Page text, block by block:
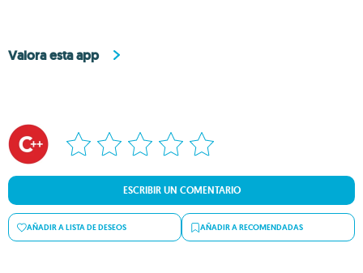
Valora esta app
ESCRIBIR UN COMENTARIO
AÑADIR A LISTA DE DESEOS AÑADIR A RECOMENDADAS